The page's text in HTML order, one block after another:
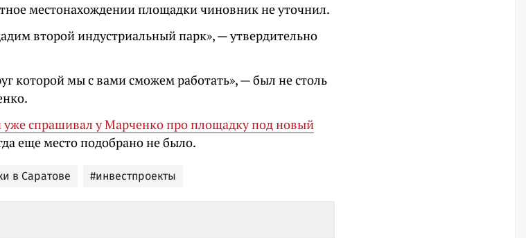
местонахождении площадки чиновник не уточнил.
второй индустриальный парк», — утвердительно
которой мы с вами сможем работать», — был не столь
уже спрашивал у Марченко про площадку под новый
еще место подобрано не было.
в Саратове #инвестпроекты